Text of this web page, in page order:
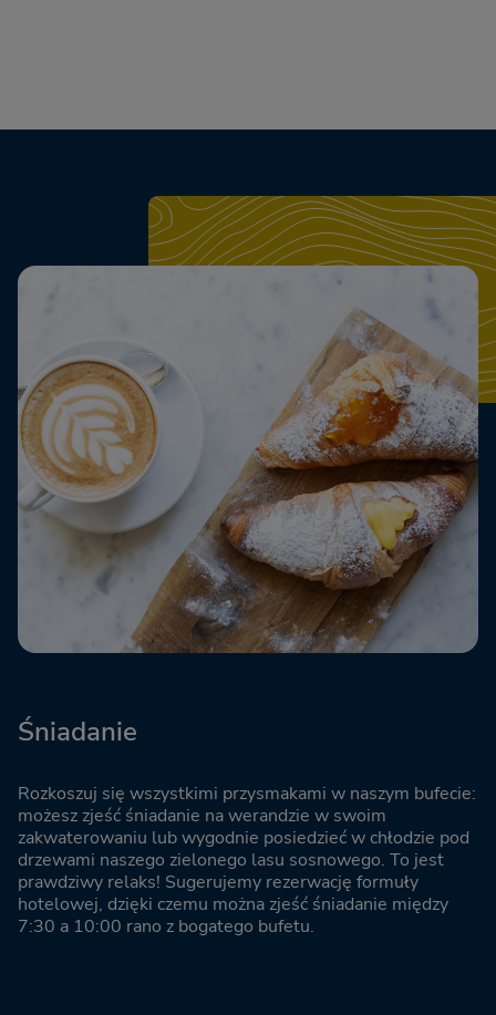
Śniadanie
Rozkoszuj się wszystkimi przysmakami w naszym bufecie:
możesz zjeść śniadanie na werandzie w swoim
zakwaterowaniu lub wygodnie posiedzieć w chłodzie pod
drzewami naszego zielonego lasu sosnowego. To jest
prawdziwy relaks! Sugerujemy rezerwację formuły
hotelowej, dzięki czemu można zjeść śniadanie między
7:30 a 10:00 rano z bogatego bufetu.